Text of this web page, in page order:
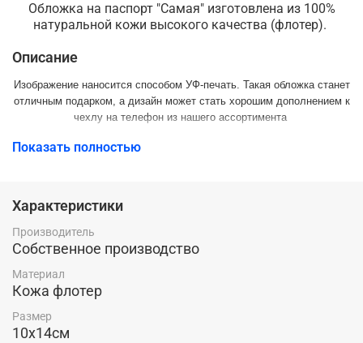
Обложка на паспорт "Самая" изготовлена из 100%
натуральной кожи высокого качества (флотер).
Описание
Изображение наносится способом УФ-печать. Такая обложка станет
отличным подарком, а дизайн может стать хорошим дополнением к
чехлу на телефон из нашего ассортимента
Показать полностью
Характеристики
Производитель
Собственное производство
Материал
Кожа флотер
Размер
10х14см